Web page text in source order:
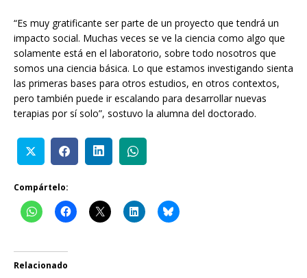
“Es muy gratificante ser parte de un proyecto que tendrá un
impacto social. Muchas veces se ve la ciencia como algo que
solamente está en el laboratorio, sobre todo nosotros que
somos una ciencia básica. Lo que estamos investigando sienta
las primeras bases para otros estudios, en otros contextos,
pero también puede ir escalando para desarrollar nuevas
terapias por sí solo”, sostuvo la alumna del doctorado.
Compártelo:
Relacionado